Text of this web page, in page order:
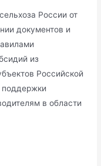
России от
документов и
из
Российской
поддержки
в области